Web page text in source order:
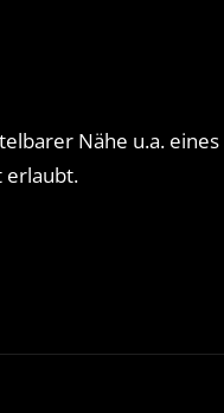
Nähe u.a.
erlaubt.